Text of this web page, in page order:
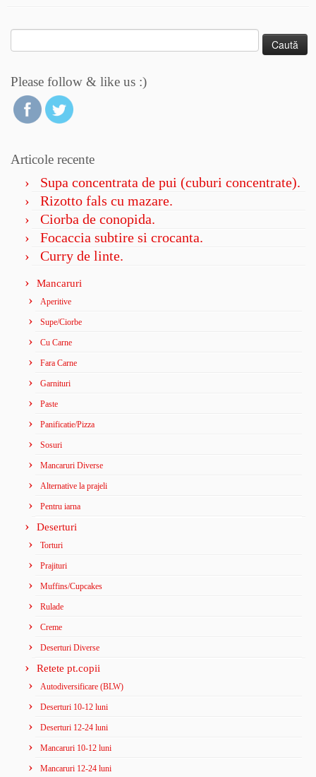
după:
Please follow & like us :)
Articole recente
Supa concentrata de pui (cuburi concentrate).
Rizotto fals cu mazare.
Ciorba de conopida.
Focaccia subtire si crocanta.
Curry de linte.
Mancaruri
Aperitive
Supe/Ciorbe
Cu Carne
Fara Carne
Garnituri
Paste
Panificatie/Pizza
Sosuri
Mancaruri Diverse
Alternative la prajeli
Pentru iarna
Deserturi
Torturi
Prajituri
Muffins/Cupcakes
Rulade
Creme
Deserturi Diverse
Retete pt.copii
Autodiversificare (BLW)
Deserturi 10-12 luni
Deserturi 12-24 luni
Mancaruri 10-12 luni
Mancaruri 12-24 luni